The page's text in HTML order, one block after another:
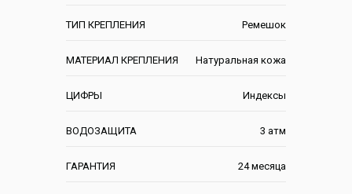
ТИП КРЕПЛЕНИЯ Ремешок
МАТЕРИАЛ КРЕПЛЕНИЯ Натуральная кожа
ЦИФРЫ Индексы
ВОДОЗАЩИТА 3 атм
ГАРАНТИЯ 24 месяца